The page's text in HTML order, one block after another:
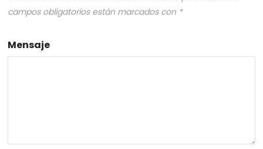
campos obligatorios están marcados con *
Mensaje